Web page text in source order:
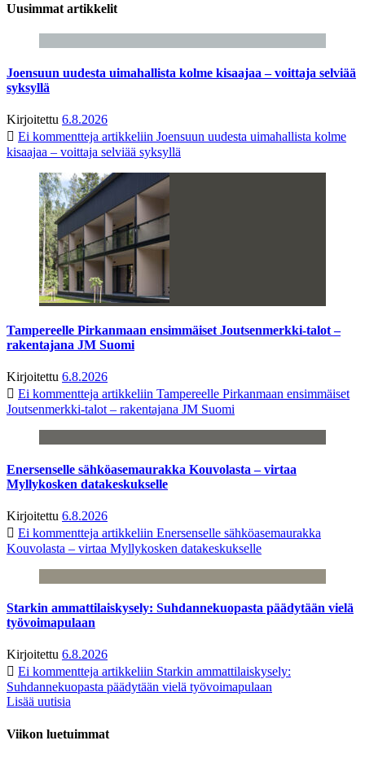
Uusimmat artikkelit
Joensuun uudesta uimahallista kolme kisaajaa – voittaja selviää
syksyllä
Kirjoitettu 6.8.2026
Ei kommentteja artikkeliin Joensuun uudesta uimahallista kolme
kisaajaa – voittaja selviää syksyllä
Tampereelle Pirkanmaan ensimmäiset Joutsenmerkki-talot –
rakentajana JM Suomi
Kirjoitettu 6.8.2026
Ei kommentteja artikkeliin Tampereelle Pirkanmaan ensimmäiset
Joutsenmerkki-talot – rakentajana JM Suomi
Enersenselle sähköasemaurakka Kouvolasta – virtaa
Myllykosken datakeskukselle
Kirjoitettu 6.8.2026
Ei kommentteja artikkeliin Enersenselle sähköasemaurakka
Kouvolasta – virtaa Myllykosken datakeskukselle
Starkin ammattilaiskysely: Suhdannekuopasta päädytään vielä
työvoimapulaan
Kirjoitettu 6.8.2026
Ei kommentteja artikkeliin Starkin ammattilaiskysely:
Suhdannekuopasta päädytään vielä työvoimapulaan
Lisää uutisia
Viikon luetuimmat